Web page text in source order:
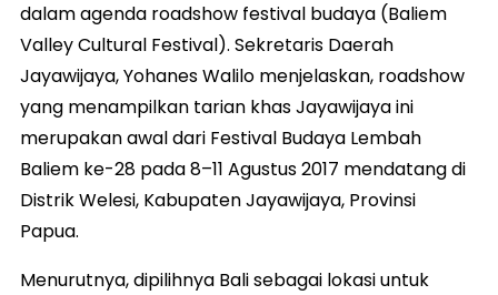
dalam agenda roadshow festival budaya (Baliem
Valley Cultural Festival). Sekretaris Daerah
Jayawijaya, Yohanes Walilo menjelaskan, roadshow
yang menampilkan tarian khas Jayawijaya ini
merupakan awal dari Festival Budaya Lembah
Baliem ke-28 pada 8–11 Agustus 2017 mendatang di
Distrik Welesi, Kabupaten Jayawijaya, Provinsi
Papua.
Menurutnya, dipilihnya Bali sebagai lokasi untuk